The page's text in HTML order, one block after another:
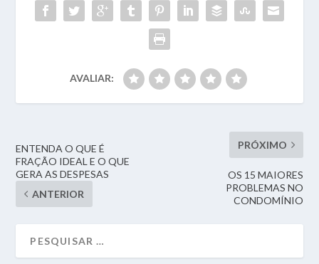
AVALIAR:
ENTENDA O QUE É
FRAÇÃO IDEAL E O QUE
GERA AS DESPESAS
ANTERIOR
PRÓXIMO
OS 15 MAIORES
PROBLEMAS NO
CONDOMÍNIO